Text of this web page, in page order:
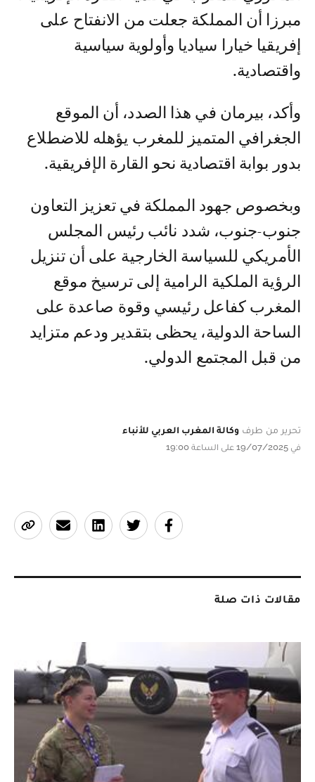
مبرزا أن المملكة جعلت من الانفتاح على
إفريقيا خيارا سياديا وأولوية سياسية
واقتصادية.
وأكد، بيرمان في هذا الصدد، أن الموقع
الجغرافي المتميز للمغرب يؤهله للاضطلاع
بدور بوابة اقتصادية نحو القارة الإفريقية.
وبخصوص جهود المملكة في تعزيز التعاون
جنوب-جنوب، شدد نائب رئيس المجلس
الأمريكي للسياسة الخارجية على أن تنزيل
الرؤية الملكية الرامية إلى ترسيخ موقع
المغرب كفاعل رئيسي وقوة صاعدة على
الساحة الدولية، يحظى بتقدير ودعم متزايد
من قبل المجتمع الدولي.
تحرير من طرف وكالة المغرب العربي للأنباء
في 19/07/2025 على الساعة 19:00
مقالات ذات صلة